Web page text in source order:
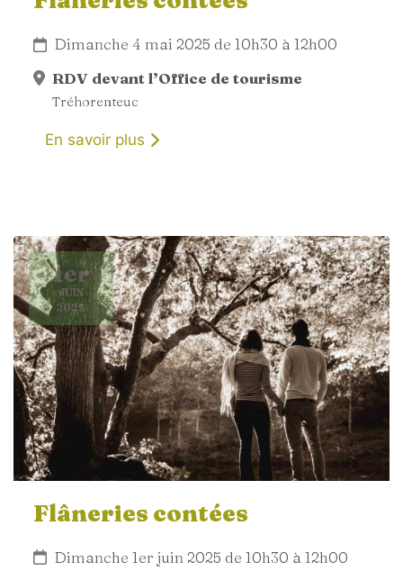
Dimanche 4 mai 2025 de 10h30 à 12h00
RDV devant l’Office de tourisme
Tréhorenteuc
En savoir plus
1er
JUIN
2025
Flâneries contées
Dimanche 1er juin 2025 de 10h30 à 12h00